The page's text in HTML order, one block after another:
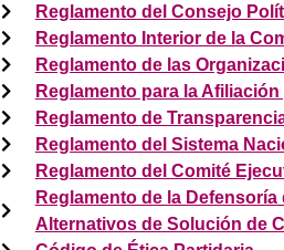
Reglamento del Consejo
Reglamento Interior de la
Reglamento de las
Reglamento para la
Reglamento de
Reglamento del Sistema
Reglamento del Comité
Reglamento de la
Alternativos de Solución de